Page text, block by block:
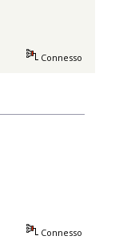
Connesso
Connesso